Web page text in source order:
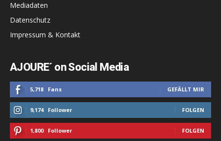
Mediadaten
Datenschutz
Impressum & Kontakt
AJOURE´ on Social Media
5,718 Fans GEFÄLLT MIR
9,174 Follower FOLGEN
1,800 Follower FOLGEN